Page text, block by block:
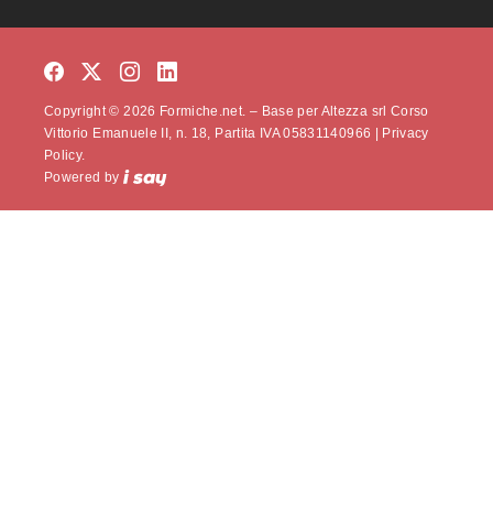
Copyright © 2026 Formiche.net. – Base per Altezza srl Corso
Vittorio Emanuele II, n. 18, Partita IVA 05831140966 | Privacy
Policy.
Powered by